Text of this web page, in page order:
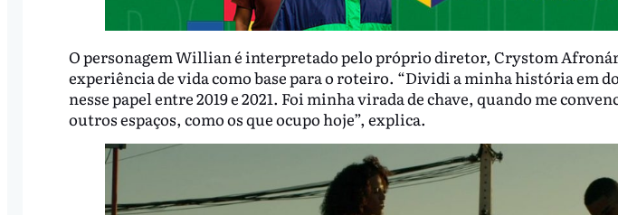
O personagem Willian é interpretado pelo próprio diretor, Crystom
experiência de vida como base para o roteiro. “Dividi a minha história em
nesse papel entre 2019 e 2021. Foi minha virada de chave, quando me
outros espaços, como os que ocupo hoje”, explica.